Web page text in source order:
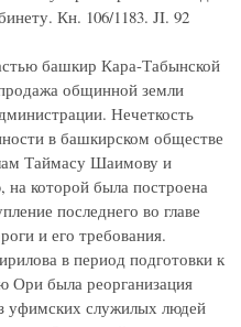
Кн. 106/1183. JI. 92
башкир Кара-Табынской
общинной земли
Нечеткость
в башкирском обществе
Таймасу Шаимову и
которой была построена
последнего во главе
и его требования.
в период подготовки к
Ори была реорганизация
уфимских служилых людей